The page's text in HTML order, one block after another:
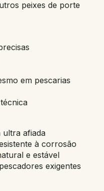
peixes de porte
em pescarias
ultra afiada
à corrosão
e estável
exigentes